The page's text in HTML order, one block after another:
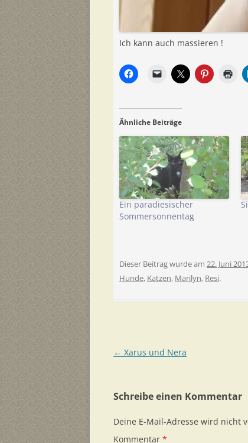
Ich kann auch massieren !
Ähnliche Beiträge
Ein paradiesischer
Sommersonnentag
Dieser Beitrag wurde am 22. Juni
Hunde, Katzen, Marilyn, Resi.
Beitragsnavigation
← Xarus und Nera
Schreibe einen Kommentar
Deine E-Mail-Adresse wird nicht
Kommentar *